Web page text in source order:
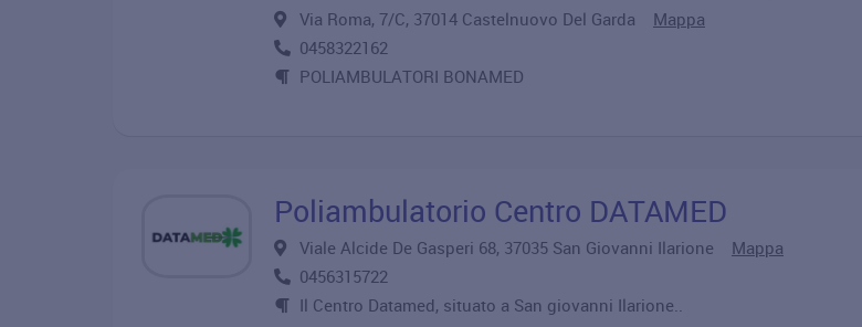
Via Roma, 7/C, 37014 Castelnuovo Del Garda Mappa
0458322162
POLIAMBULATORI BONAMED
Poliambulatorio Centro DATAMED
Viale Alcide De Gasperi 68, 37035 San Giovanni Ilarione Mappa
0456315722
Il Centro Datamed, situato a San giovanni Ilarione..